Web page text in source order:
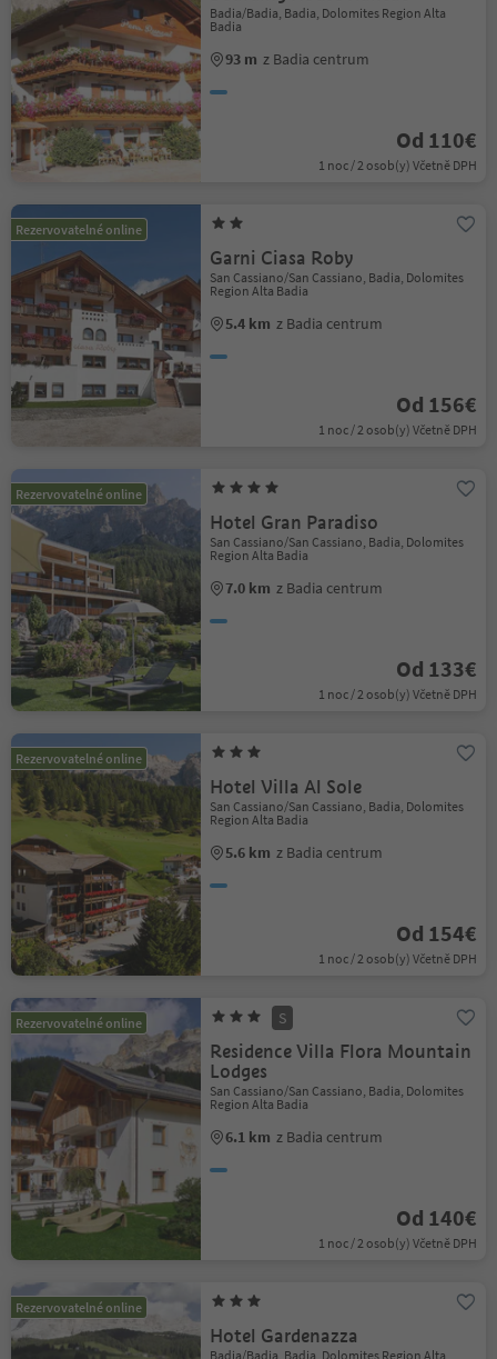
Badia/Badia, Badia, Dolomites Region Alta
Badia
93 m z Badia centrum
Od 110€
1 noc / 2 osob(y) Včetně DPH
Rezervovatelné online
Garni Ciasa Roby
San Cassiano/San Cassiano, Badia, Dolomites
Region Alta Badia
5.4 km z Badia centrum
Od 156€
1 noc / 2 osob(y) Včetně DPH
Rezervovatelné online
Hotel Gran Paradiso
San Cassiano/San Cassiano, Badia, Dolomites
Region Alta Badia
7.0 km z Badia centrum
Od 133€
1 noc / 2 osob(y) Včetně DPH
Rezervovatelné online
Hotel Villa Al Sole
San Cassiano/San Cassiano, Badia, Dolomites
Region Alta Badia
5.6 km z Badia centrum
Od 154€
1 noc / 2 osob(y) Včetně DPH
Rezervovatelné online S
Residence Villa Flora Mountain
Lodges
San Cassiano/San Cassiano, Badia, Dolomites
Region Alta Badia
6.1 km z Badia centrum
Od 140€
1 noc / 2 osob(y) Včetně DPH
Rezervovatelné online
Hotel Gardenazza
Badia/Badia, Badia, Dolomites Region Alta